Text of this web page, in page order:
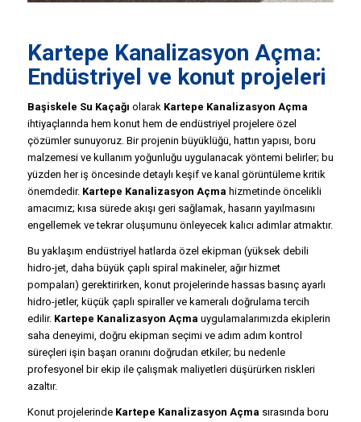
Kartepe Kanalizasyon Açma:
Endüstriyel ve konut projeleri
Başiskele Su Kaçağı olarak Kartepe Kanalizasyon Açma
ihtiyaçlarında hem konut hem de endüstriyel projelere özel
çözümler sunuyoruz. Bir projenin büyüklüğü, hattın yapısı, boru
malzemesi ve kullanım yoğunluğu uygulanacak yöntemi belirler; bu
yüzden her iş öncesinde detaylı keşif ve kanal görüntüleme kritik
önemdedir. Kartepe Kanalizasyon Açma hizmetinde öncelikli
amacımız; kısa sürede akışı geri sağlamak, hasarın yayılmasını
engellemek ve tekrar oluşumunu önleyecek kalıcı adımlar atmaktır.
Bu yaklaşım endüstriyel hatlarda özel ekipman (yüksek debili
hidro-jet, daha büyük çaplı spiral makineler, ağır hizmet
pompaları) gerektirirken, konut projelerinde hassas basınç ayarlı
hidro-jetler, küçük çaplı spiraller ve kameralı doğrulama tercih
edilir. Kartepe Kanalizasyon Açma uygulamalarımızda ekiplerin
saha deneyimi, doğru ekipman seçimi ve adım adım kontrol
süreçleri işin başarı oranını doğrudan etkiler; bu nedenle
profesyonel bir ekip ile çalışmak maliyetleri düşürürken riskleri
azaltır.
Konut projelerinde Kartepe Kanalizasyon Açma sırasında boru